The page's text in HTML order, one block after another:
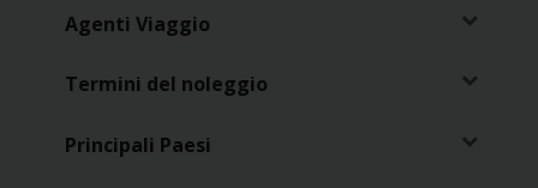
Agenti Viaggio
Termini del noleggio
Principali Paesi